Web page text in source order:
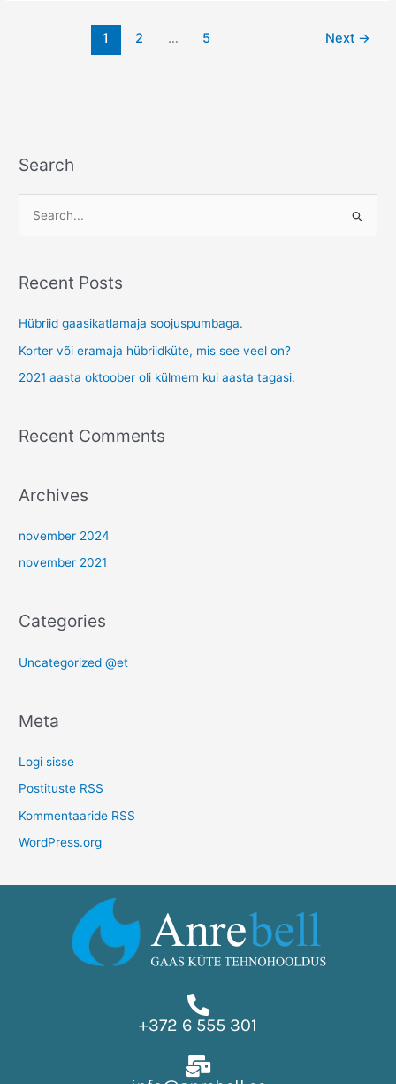
1 2 … 5 Next →
Search
r
o
:
Recent Posts
Hübriid gaasikatlamaja soojuspumbaga.
Korter või eramaja hübriidküte, mis see veel on?
2021 aasta oktoober oli külmem kui aasta tagasi.
Recent Comments
Archives
november 2024
november 2021
Categories
Uncategorized @et
Meta
Logi sisse
Postituste RSS
Kommentaaride RSS
WordPress.org
+372 6 555 301